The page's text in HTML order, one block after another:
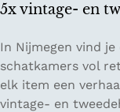
t
5x vintage- en
5
x
v
i
In Nijmegen vind
schatkamers vol
elk item een
vintage- en